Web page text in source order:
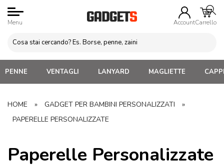
Menu AccountCarrello
PENNE VENTAGLI LANYARD MAGLIETTE
HOME » GADGET PER BAMBINI PERSONALIZZATI
»
PAPERELLE PERSONALIZZATE
Paperelle Personalizzate